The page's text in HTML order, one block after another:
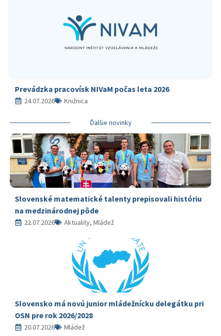
Prevádzka pracovísk NIVaM počas leta 2026
24.07.2026 Knižnica
Ďalšie novinky
Slovenské matematické talenty prepisovali históriu
na medzinárodnej pôde
22.07.2026 Aktuality, Mládež
Slovensko má novú junior mládežnícku delegátku pri
OSN pre rok 2026/2028
20.07.2026 Mládež